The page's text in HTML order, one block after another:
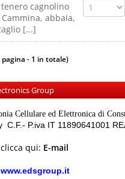
tenero cagnolino
abbaia,
[...]
- 1 in totale)
Group
Cellulare ed Elettronica di
P.iva IT 11890641001
qui: E-mail
www.edsgroup.it